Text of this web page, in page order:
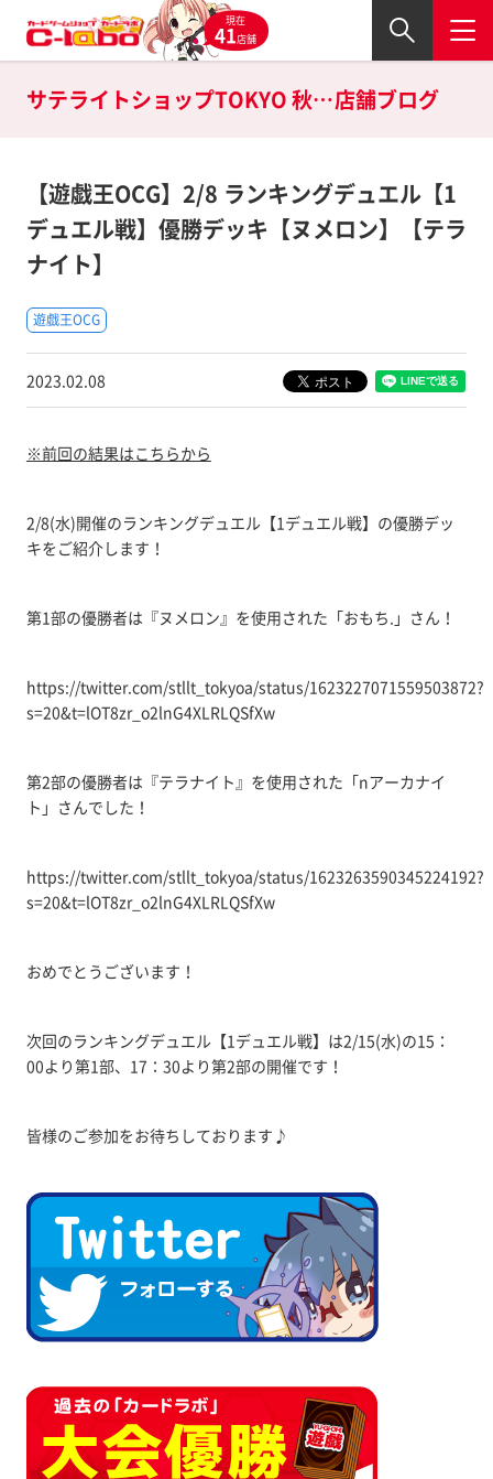
現在
41店舗
サテライトショップTOKYO 秋葉原店の店舗ブログ
【遊戯王OCG】2/8 ランキングデュエル【1
デュエル戦】優勝デッキ【ヌメロン】【テラ
ナイト】
遊戯王OCG
2023.02.08
※前回の結果はこちらから
2/8(水)開催のランキングデュエル【1デュエル戦】の優勝デッ
キをご紹介します！
第1部の優勝者は『ヌメロン』を使用された「おもち.」さん！
https://twitter.com/stllt_tokyoa/status/1623227071559503872?
s=20&t=lOT8zr_o2lnG4XLRLQSfXw
第2部の優勝者は『テラナイト』を使用された「nアーカナイ
ト」さんでした！
https://twitter.com/stllt_tokyoa/status/1623263590345224192?
s=20&t=lOT8zr_o2lnG4XLRLQSfXw
おめでとうございます！
次回のランキングデュエル【1デュエル戦】は2/15(水)の15：
00より第1部、17：30より第2部の開催です！
皆様のご参加をお待ちしております♪